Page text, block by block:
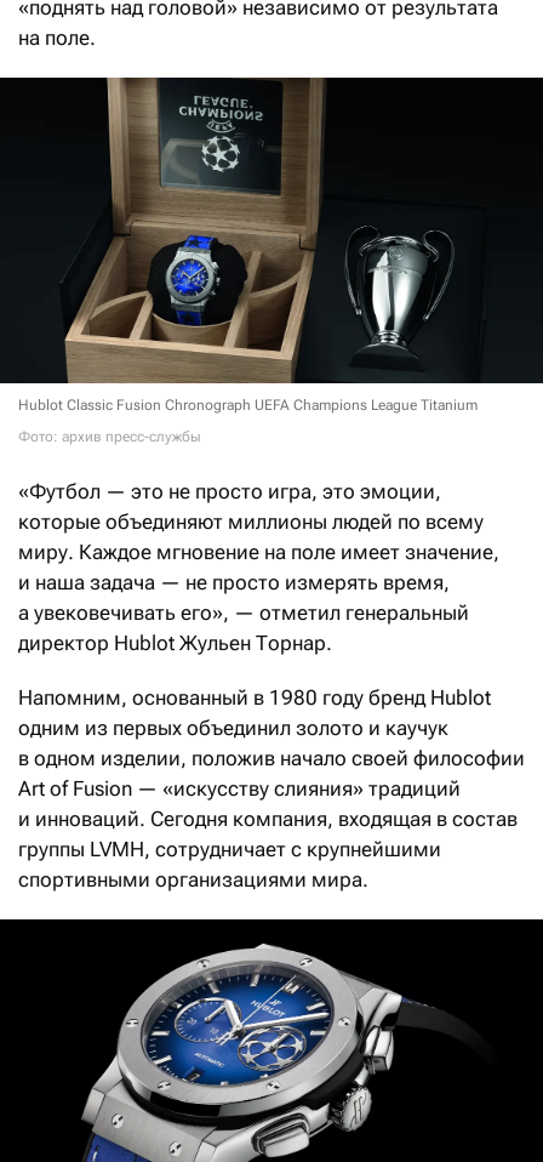
«поднять над головой» независимо от результата
на поле.
Hublot Classic Fusion Chronograph UEFA Champions League Titanium
Фото: архив пресс-службы
«Футбол — это не просто игра, это эмоции,
которые объединяют миллионы людей по всему
миру. Каждое мгновение на поле имеет значение,
и наша задача — не просто измерять время,
а увековечивать его», — отметил генеральный
директор Hublot Жульен Торнар.
Напомним, основанный в 1980 году бренд Hublot
одним из первых объединил золото и каучук
в одном изделии, положив начало своей философии
Art of Fusion — «искусству слияния» традиций
и инноваций. Сегодня компания, входящая в состав
группы LVMH, сотрудничает с крупнейшими
спортивными организациями мира.